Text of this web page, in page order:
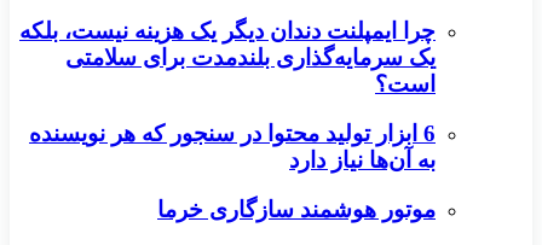
چرا ایمپلنت دندان دیگر یک هزینه نیست، بلکه
یک سرمایه‌گذاری بلندمدت برای سلامتی
است؟
6 ابزار تولید محتوا در سنجور که هر نویسنده
به آن‌ها نیاز دارد
موتور هوشمند سازگاری خرما